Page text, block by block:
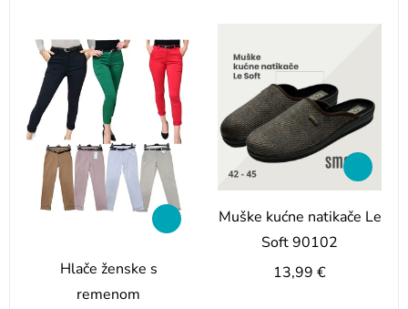
Hlače ženske s
remenom
Muške kućne natikače Le
Soft 90102
13,99 €